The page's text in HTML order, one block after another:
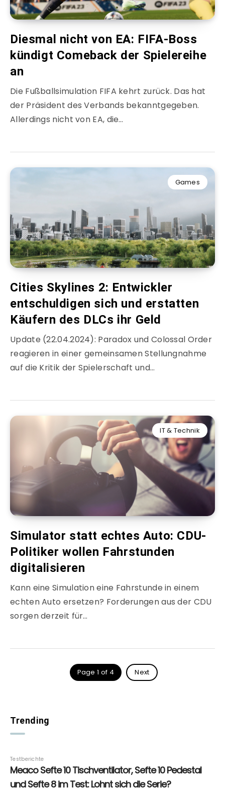
Diesmal nicht von EA: FIFA-Boss
kündigt Comeback der Spielereihe
an
Die Fußballsimulation FIFA kehrt zurück. Das hat
der Präsident des Verbands bekanntgegeben.
Allerdings nicht von EA, die…
Games
Cities Skylines 2: Entwickler
entschuldigen sich und erstatten
Käufern des DLCs ihr Geld
Update (22.04.2024): Paradox und Colossal Order
reagieren in einer gemeinsamen Stellungnahme
auf die Kritik der Spielerschaft und…
IT & Technik
Simulator statt echtes Auto: CDU-
Politiker wollen Fahrstunden
digitalisieren
Kann eine Simulation eine Fahrstunde in einem
echten Auto ersetzen? Forderungen aus der CDU
sorgen derzeit für…
Page 1 of 4 Next
Trending